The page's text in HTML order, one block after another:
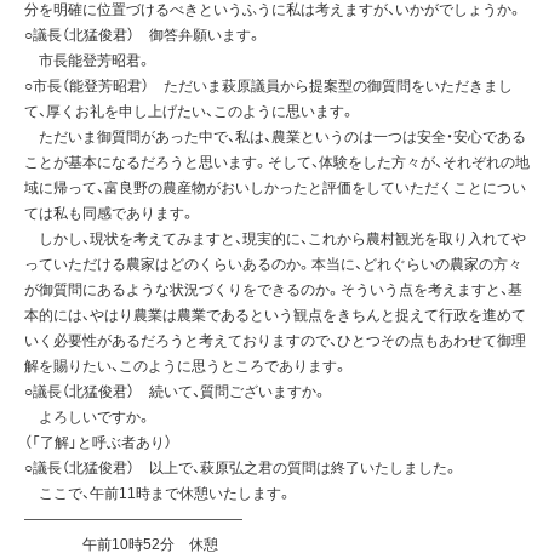
分を明確に位置づけるべきというふうに私は考えますが、いかがでしょうか。
○議長（北猛俊君） 御答弁願います。
市長能登芳昭君。
○市長（能登芳昭君） ただいま萩原議員から提案型の御質問をいただきまし
て、厚くお礼を申し上げたい、このように思います。
ただいま御質問があった中で、私は、農業というのは一つは安全・安心である
ことが基本になるだろうと思います。そして、体験をした方々が、それぞれの地
域に帰って、富良野の農産物がおいしかったと評価をしていただくことについ
ては私も同感であります。
しかし、現状を考えてみますと、現実的に、これから農村観光を取り入れてや
っていただける農家はどのくらいあるのか。本当に、どれぐらいの農家の方々
が御質問にあるような状況づくりをできるのか。そういう点を考えますと、基
本的には、やはり農業は農業であるという観点をきちんと捉えて行政を進めて
いく必要性があるだろうと考えておりますので、ひとつその点もあわせて御理
解を賜りたい、このように思うところであります。
○議長（北猛俊君） 続いて、質問ございますか。
よろしいですか。
（「了解」と呼ぶ者あり）
○議長（北猛俊君） 以上で、萩原弘之君の質問は終了いたしました。
ここで、午前11時まで休憩いたします。
———————————————
午前10時52分 休憩